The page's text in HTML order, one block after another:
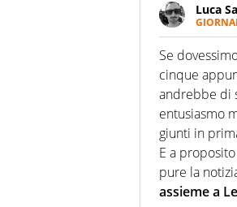
Luca
anche
Se
cinque
andrebbe di
entusiasmo
giunti in
E a
pure la
assieme a